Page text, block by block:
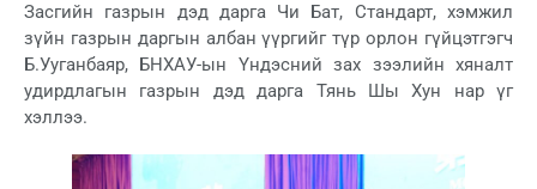
Засгийн газрын дэд дарга Чи Бат, Стандарт, хэмжил
зүйн газрын даргын албан үүргийг түр орлон гүйцэтгэгч
Б.Ууганбаяр, БНХАУ-ын Үндэсний зах зээлийн хяналт
удирдлагын газрын дэд дарга Тянь Шы Хун нар үг
хэллээ.